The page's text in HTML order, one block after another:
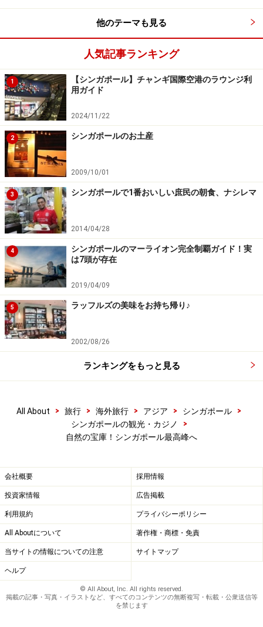
他のテーマも見る
人気記事ランキング
1
【シンガポール】チャンギ国際空港のラウンジ利
用ガイド
2024/11/22
2 シンガポールのお土産
2009/10/01
3 シンガポールで1番おいしい庶民の朝食、ナシレマ
2014/04/28
4
シンガポールのマーライオン完全制覇ガイド！実
は7頭が存在
2019/04/09
5 ラッフルズの美味をお持ち帰り♪
2002/08/26
ランキングをもっと見る
All About > 旅行 > 海外旅行 > アジア > シンガポール
>
シンガポールの観光・カジノ
>
自然の宝庫！シンガポール最高峰へ
会社概要 採用情報
投資家情報 広告掲載
利用規約 プライバシーポリシー
All Aboutについて 著作権・商標・免責
当サイトの情報についての注意 サイトマップ
ヘルプ
© All About, Inc. All rights reserved.
掲載の記事・写真・イラストなど、すべてのコンテンツの無断複写・転載・公衆送信等
を禁じます